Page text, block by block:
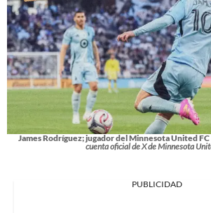
James Rodríguez; jugador del Minnesota United FC
cuenta oficial de X de Minnesota
PUBLICIDAD